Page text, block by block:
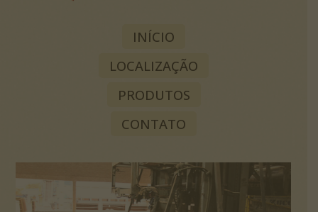
INÍCIO
LOCALIZAÇÃO
PRODUTOS
CONTATO